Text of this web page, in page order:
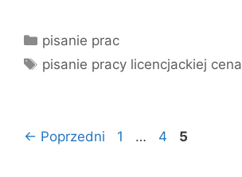
Kategorie
pisanie prac
Tagi
pisanie pracy licencjackiej cena
← Poprzedni Strona
1 … Strona
4 Strona
5